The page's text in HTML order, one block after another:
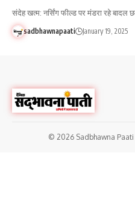
संदेह खत्म: नर्सिंग फील्ड पर मंडरा रहे बादल
sadbhawnapaati January 19, 2025
© 2026 Sadbhawna Paati